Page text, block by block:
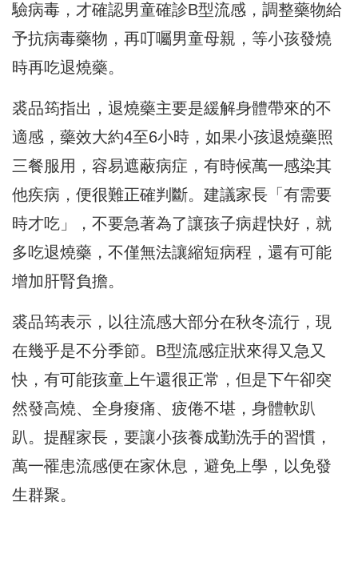
驗病毒，才確認男童確診B型流感，調整藥物給
予抗病毒藥物，再叮囑男童母親，等小孩發燒
時再吃退燒藥。
裘品筠指出，退燒藥主要是緩解身體帶來的不
適感，藥效大約4至6小時，如果小孩退燒藥照
三餐服用，容易遮蔽病症，有時候萬一感染其
他疾病，便很難正確判斷。建議家長「有需要
時才吃」，不要急著為了讓孩子病趕快好，就
多吃退燒藥，不僅無法讓縮短病程，還有可能
增加肝腎負擔。
裘品筠表示，以往流感大部分在秋冬流行，現
在幾乎是不分季節。B型流感症狀來得又急又
快，有可能孩童上午還很正常，但是下午卻突
然發高燒、全身痠痛、疲倦不堪，身體軟趴
趴。提醒家長，要讓小孩養成勤洗手的習慣，
萬一罹患流感便在家休息，避免上學，以免發
生群聚。